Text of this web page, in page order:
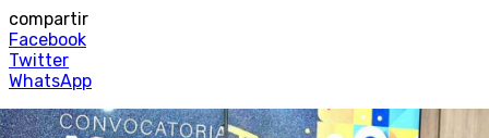
compartir
Facebook
Twitter
WhatsApp